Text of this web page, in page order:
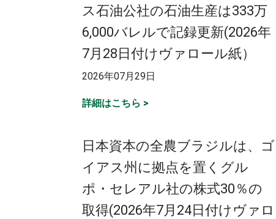
ス石油公社の石油生産は333万
6,000バレルで記録更新(2026年
7月28日付けヴァロール紙）
2026年07月29日
詳細はこちら >
日本資本の全農ブラジルは、ゴ
イアス州に拠点を置くグル
ポ・セレアル社の株式30％の
取得(2026年7月24日付けヴァロ